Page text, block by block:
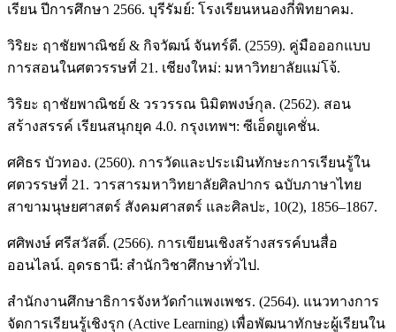
เรียน ปีการศึกษา 2566. บุรีรัมย์: โรงเรียนหนองกี่พิทยาคม.
วิริยะ ฤาชัยพาณิชย์ & กิจวัฒน์ จันทร์ดี. (2559). คู่มือออกแบบ
การสอนในศตวรรษที่ 21. เชียงใหม่: มหาวิทยาลัยแม่โจ้.
วิริยะ ฤาชัยพาณิชย์ & วรวรรณ นิมิตพงษ์กุล. (2562). สอน
สร้างสรรค์ เรียนสนุกยุค 4.0. กรุงเทพฯ: ซีเอ็ดยูเคชั่น.
ศศิธร บัวทอง. (2560). การวัดและประเมินทักษะการเรียนรู้ใน
ศตวรรษที่ 21. วารสารมหาวิทยาลัยศิลปากร ฉบับภาษาไทย
สาขามนุษยศาสตร์ สังคมศาสตร์ และศิลปะ, 10(2), 1856–1867.
ศศิพงษ์ ศรีสวัสดิ์. (2566). การเขียนเชิงสร้างสรรค์บนสื่อ
ออนไลน์. อุดรธานี: สำนักวิชาศึกษาทั่วไป.
สำนักงานศึกษาธิการจังหวัดกำแพงเพชร. (2564). แนวทางการ
จัดการเรียนรู้เชิงรุก (Active Learning) เพื่อพัฒนาทักษะผู้เรียนใน